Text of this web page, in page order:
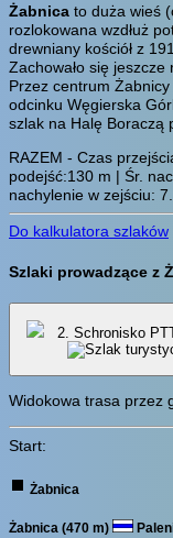
Żabnica to duża wieś
rozlokowana wzdłuż
drewniany kościół z
Zachowało się
Przez centrum
odcinku Węgierska
szlak na Halę Boraczą
RAZEM - Czas
podejść:130 m | Śr.
nachylenie w zejściu:
Do kalkulatora szlaków
Szlaki prowadzące z
2. Schronisko
Widokowa trasa przez
Start:
Żabnica
Żabnica (470 m)